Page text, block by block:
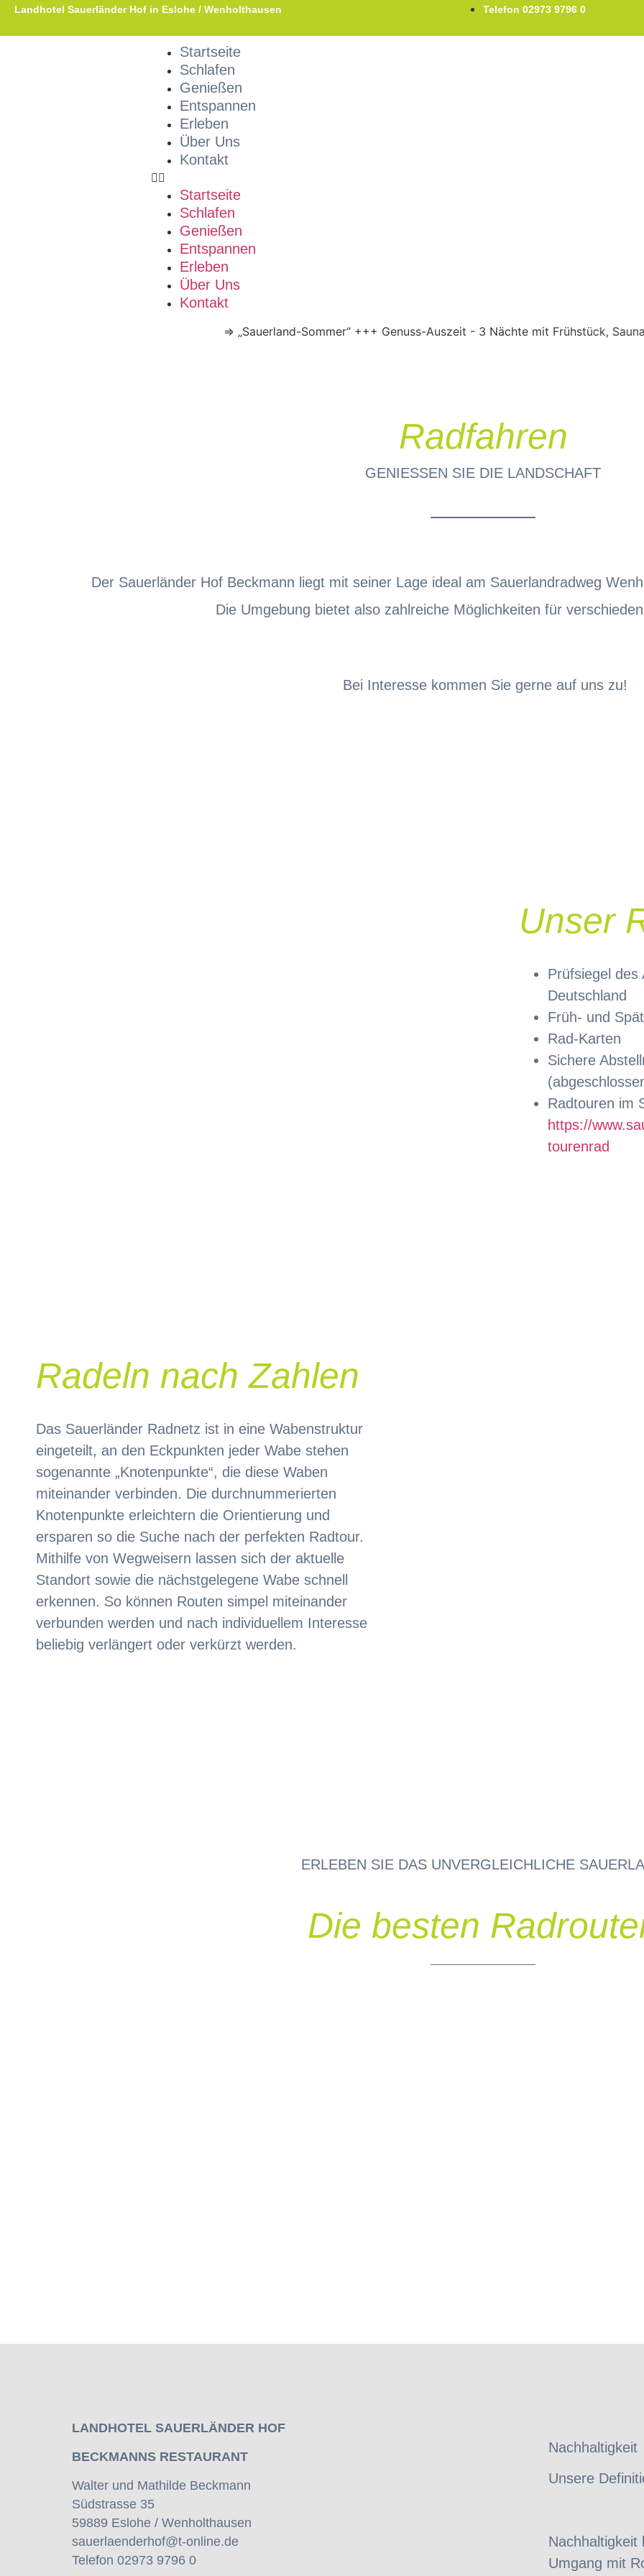
Landhotel Sauerländer Hof in Eslohe / Wenholthausen Telefon 02973 9796 0
Startseite
Schlafen
Genießen
Entspannen
Erleben
Über Uns
Kontakt
Startseite
Schlafen
Genießen
Entspannen
Erleben
Über Uns
Kontakt
⇒ „Sauerland-Sommer“ +++ Genuss-Auszeit - 3 Nächte mit Frühstück, Sauna, Obst,
Radfahren
GENIESSEN SIE DIE LANDSCHAFT
Der Sauerländer Hof Beckmann liegt mit seiner Lage ideal am Sauerlandradweg
Die Umgebung bietet also zahlreiche Möglichkeiten für
Bei Interesse kommen Sie gerne auf uns zu!
Unser
Prüfsiegel des
Deutschland
Früh- und
Rad-Karten
Sichere
Radtouren im
https://
tourenrad
Radeln nach Zahlen
Das Sauerländer Radnetz ist in eine Wabenstruktur
eingeteilt, an den Eckpunkten jeder Wabe stehen
sogenannte „Knotenpunkte“, die diese Waben
miteinander verbinden. Die durchnummerierten
Knotenpunkte erleichtern die Orientierung und
ersparen so die Suche nach der perfekten Radtour.
Mithilfe von Wegweisern lassen sich der aktuelle
Standort sowie die nächstgelegene Wabe schnell
erkennen. So können Routen simpel miteinander
verbunden werden und nach individuellem Interesse
beliebig verlängert oder verkürzt werden.
ERLEBEN SIE DAS UNVERGLEICHLICHE
Die besten
LANDHOTEL SAUERLÄNDER HOF
BECKMANNS RESTAURANT
Walter und Mathilde Beckmann
Südstrasse 35
59889 Eslohe / Wenholthausen
sauerlaenderhof@t-online.de
Telefon 02973 9796 0
Nachhaltigkeit
Unsere
Nachhaltigkeit
Umgang mit